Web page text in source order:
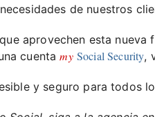
de nuestros
aprovechen esta
cuentamy Social Security,
y seguro para todos